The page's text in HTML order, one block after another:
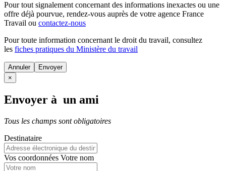
Pour tout signalement concernant des informations inexactes ou une
offre déjà pourvue, rendez-vous auprès de votre agence France
Travail ou contactez-nous
Pour toute information concernant le droit du travail, consultez
les fiches pratiques du Ministère du travail
Annuler
×
Envoyer à un ami
Tous les champs sont obligatoires
Destinataire
Vos coordonnées Votre nom